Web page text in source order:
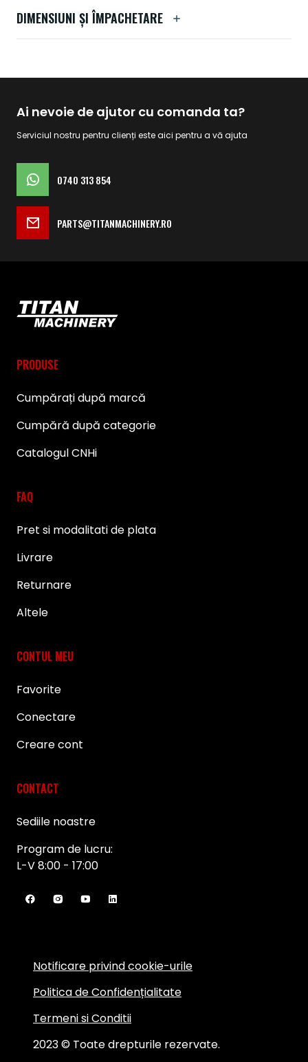
DIMENSIUNI ȘI ÎMPACHETARE
Ai nevoie de ajutor cu comanda ta?
Serviciul nostru pentru clienți este aici pentru a vă ajuta
0740 313 854
PARTS@TITANMACHINERY.RO
PRODUSE
Cumpărați după marcă
Cumpără după categorie
Catalogul CNHi
FAQ
Pret si modalitati de plata
Livrare
Returnare
Altele
CONTUL MEU
Favorite
Conectare
Creare cont
CONTACT
Sediile noastre
Program de lucru:
L-V 8:00 - 17:00
2023 © Toate drepturile rezervate.
Notificare privind cookie-urile
Politica de Confidențialitate
Termeni si Conditii